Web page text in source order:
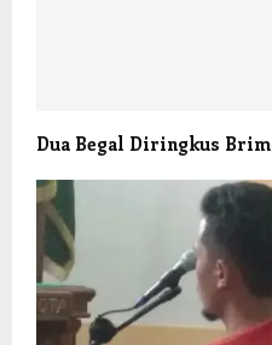
Dua Begal Diringkus